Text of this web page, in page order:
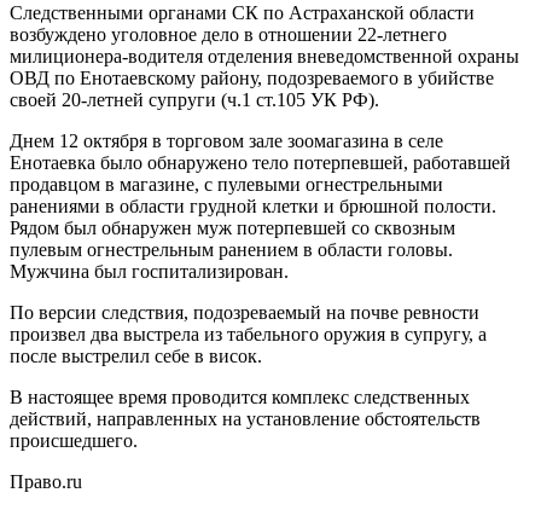
Следственными органами СК по Астраханской области
возбуждено уголовное дело в отношении 22-летнего
милиционера-водителя отделения вневедомственной охраны
ОВД по Енотаевскому району, подозреваемого в убийстве
своей 20-летней супруги (ч.1 ст.105 УК РФ).
Днем 12 октября в торговом зале зоомагазина в селе
Енотаевка было обнаружено тело потерпевшей, работавшей
продавцом в магазине, с пулевыми огнестрельными
ранениями в области грудной клетки и брюшной полости.
Рядом был обнаружен муж потерпевшей со сквозным
пулевым огнестрельным ранением в области головы.
Мужчина был госпитализирован.
По версии следствия, подозреваемый на почве ревности
произвел два выстрела из табельного оружия в супругу, а
после выстрелил себе в висок.
В настоящее время проводится комплекс следственных
действий, направленных на установление обстоятельств
происшедшего.
Право.ru